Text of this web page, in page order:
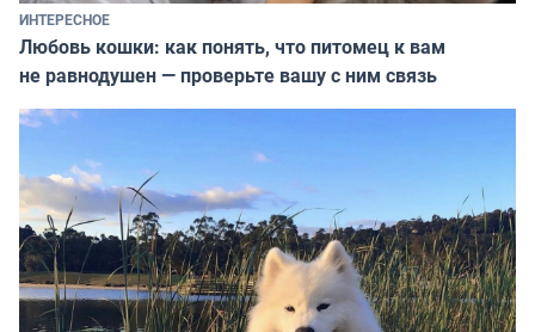
ИНТЕРЕСНОЕ
Любовь кошки: как понять, что питомец к вам
не равнодушен — проверьте вашу с ним связь